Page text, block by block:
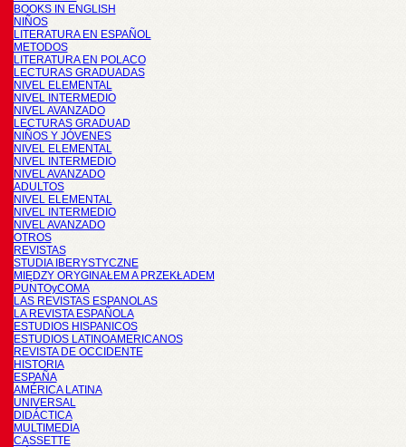
BOOKS IN ENGLISH
NIÑOS
LITERATURA EN ESPAÑOL
METODOS
LITERATURA EN POLACO
LECTURAS GRADUADAS
NIVEL ELEMENTAL
NIVEL INTERMEDIO
NIVEL AVANZADO
LECTURAS GRADUAD
NIÑOS Y JÓVENES
NIVEL ELEMENTAL
NIVEL INTERMEDIO
NIVEL AVANZADO
ADULTOS
NIVEL ELEMENTAL
NIVEL INTERMEDIO
NIVEL AVANZADO
OTROS
REVISTAS
STUDIA IBERYSTYCZNE
MIĘDZY ORYGINAŁEM A PRZEKŁADEM
PUNTOyCOMA
LAS REVISTAS ESPANOLAS
LA REVISTA ESPAÑOLA
ESTUDIOS HISPANICOS
ESTUDIOS LATINOAMERICANOS
REVISTA DE OCCIDENTE
HISTORIA
ESPAÑA
AMÉRICA LATINA
UNIVERSAL
DIDÁCTICA
MULTIMEDIA
CASSETTE